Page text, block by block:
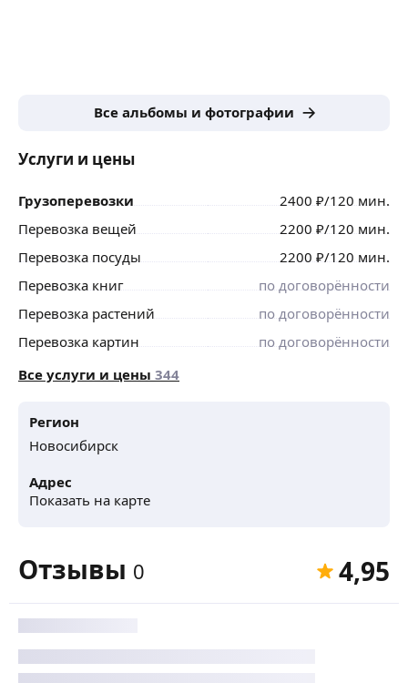
Все альбомы и фотографии
Услуги и цены
Грузоперевозки 2400 ₽/120 мин.
Перевозка вещей
2200 ₽/120 мин.
Перевозка посуды
2200 ₽/120 мин.
Перевозка книг
по договорённости
Перевозка растений
по договорённости
Перевозка картин
по договорённости
Все услуги и цены 344
Регион
Новосибирск
Адрес
Показать на карте
Отзывы 0 4,95